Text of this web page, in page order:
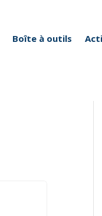
Boîte à outils